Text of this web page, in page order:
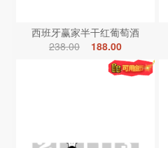
西班牙赢家半干红葡萄酒
238.00
188.00